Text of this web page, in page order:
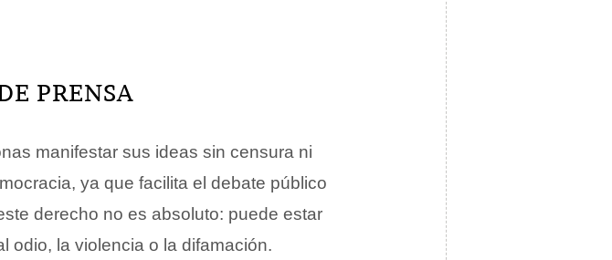
PRENSA
manifestar sus ideas sin censura ni
ya que facilita el debate público
derecho no es absoluto: puede estar
odio, la violencia o la difamación.